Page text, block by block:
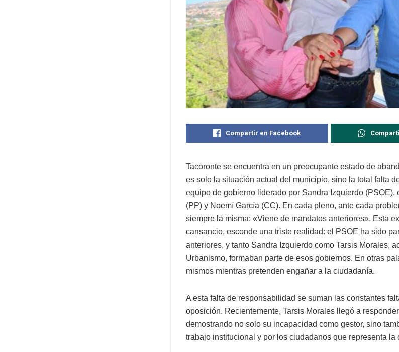
Compartir en Facebook
Tacoronte se encuentra en un preocupante estado de
es solo la situación actual del municipio, sino la total falta
equipo de gobierno liderado por Sandra Izquierdo (PSOE),
(PP) y Noemí García (CC). En cada pleno, ante cada
siempre la misma: «Viene de mandatos anteriores». Esta
cansancio, esconde una triste realidad: el PSOE ha sido
anteriores, y tanto Sandra Izquierdo como Tarsis Morales,
Urbanismo, formaban parte de esos gobiernos. En otras
mismos mientras pretenden engañar a la ciudadanía.
A esta falta de responsabilidad se suman las constantes
oposición. Recientemente, Tarsis Morales llegó a
demostrando no solo su incapacidad como gestor, sino
trabajo institucional y por los ciudadanos que representa la